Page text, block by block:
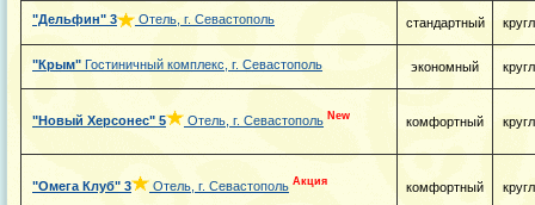
"Дельфин" 3 Отель, г. Севастополь стандартный
"Крым" Гостиничный комплекс, г. Севастополь экономный
"Новый Херсонес" 5 Отель, г. Севастополь New комфортный
"Омега Клуб" 3 Отель, г. Севастополь Акция комфортный